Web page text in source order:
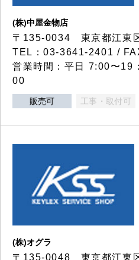
(株)中屋金物店
〒135-0034 東京都江東
TEL：03-3641-2401 /
営業時間：平日 7:00〜
00
販売可 工事・取付可
(株)オグラ
〒135-0048 東京都江東